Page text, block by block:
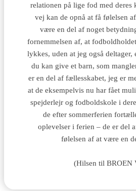
relationen på lige fod med deres
vej kan de opnå at få følelsen
være en del af noget
fornemmelsen af, at
lykkes, uden at jeg også deltager,
du kan give et barn, som
er en del af fællesskabet, jeg er
at de eksempelvis nu har fået
spejderlejr og fodboldskole i
de efter sommerferien
oplevelser i ferien – de er del
følelsen af at være en
(Hilsen til BROEN